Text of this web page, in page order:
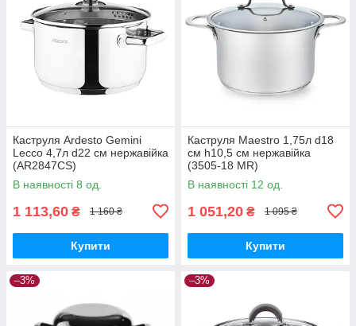
Каструля Ardesto Gemini
Lecco 4,7л d22 см нержавійка
(AR2847CS)
В наявності 8 од.
1 113,60 ₴ 1 160 ₴
Купити
Каструля Maestro 1,75л d18
см h10,5 см нержавійка
(3505-18 MR)
В наявності 12 од.
1 051,20 ₴ 1 095 ₴
Купити
–3% –3%